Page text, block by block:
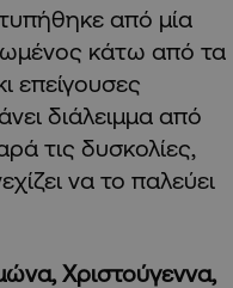
από μία
κάτω από τα
επείγουσες
διάλειμμα από
τις δυσκολίες,
να το παλεύει
Χριστούγεννα,